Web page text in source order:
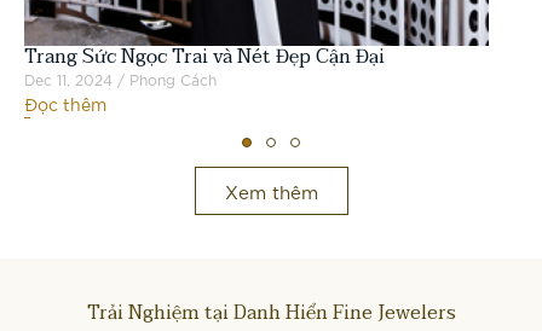
Trang Sức Ngọc Trai và Nét Đẹp Cận Đại
Dec 11, 2024 / Phong Cách
Đọc thêm
Xem thêm
Trải Nghiệm tại Danh Hiển Fine Jewelers